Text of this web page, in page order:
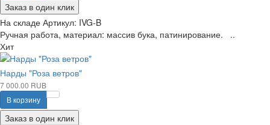
Заказ в один клик
На складе Артикул: IVG-B
Ручная работа, материал: массив бука, патинирование. ..
Хит
Нарды "Роза ветров"
7 000.00 RUB
В корзину
Заказ в один клик